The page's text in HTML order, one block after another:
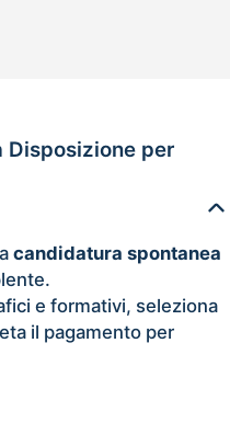
Disposizione per
candidatura spontanea
e formativi, seleziona
il pagamento per